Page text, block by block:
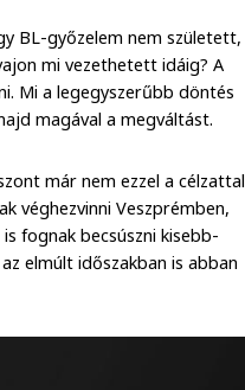
BL-győzelem nem született,
mi vezethetett idáig? A
Mi a legegyszerűbb döntés
magával a megváltást.
már nem ezzel a célzattal
véghezvinni Veszprémben,
fognak becsúszni kisebb-
elmúlt időszakban is abban